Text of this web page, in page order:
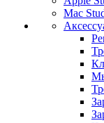
Mac